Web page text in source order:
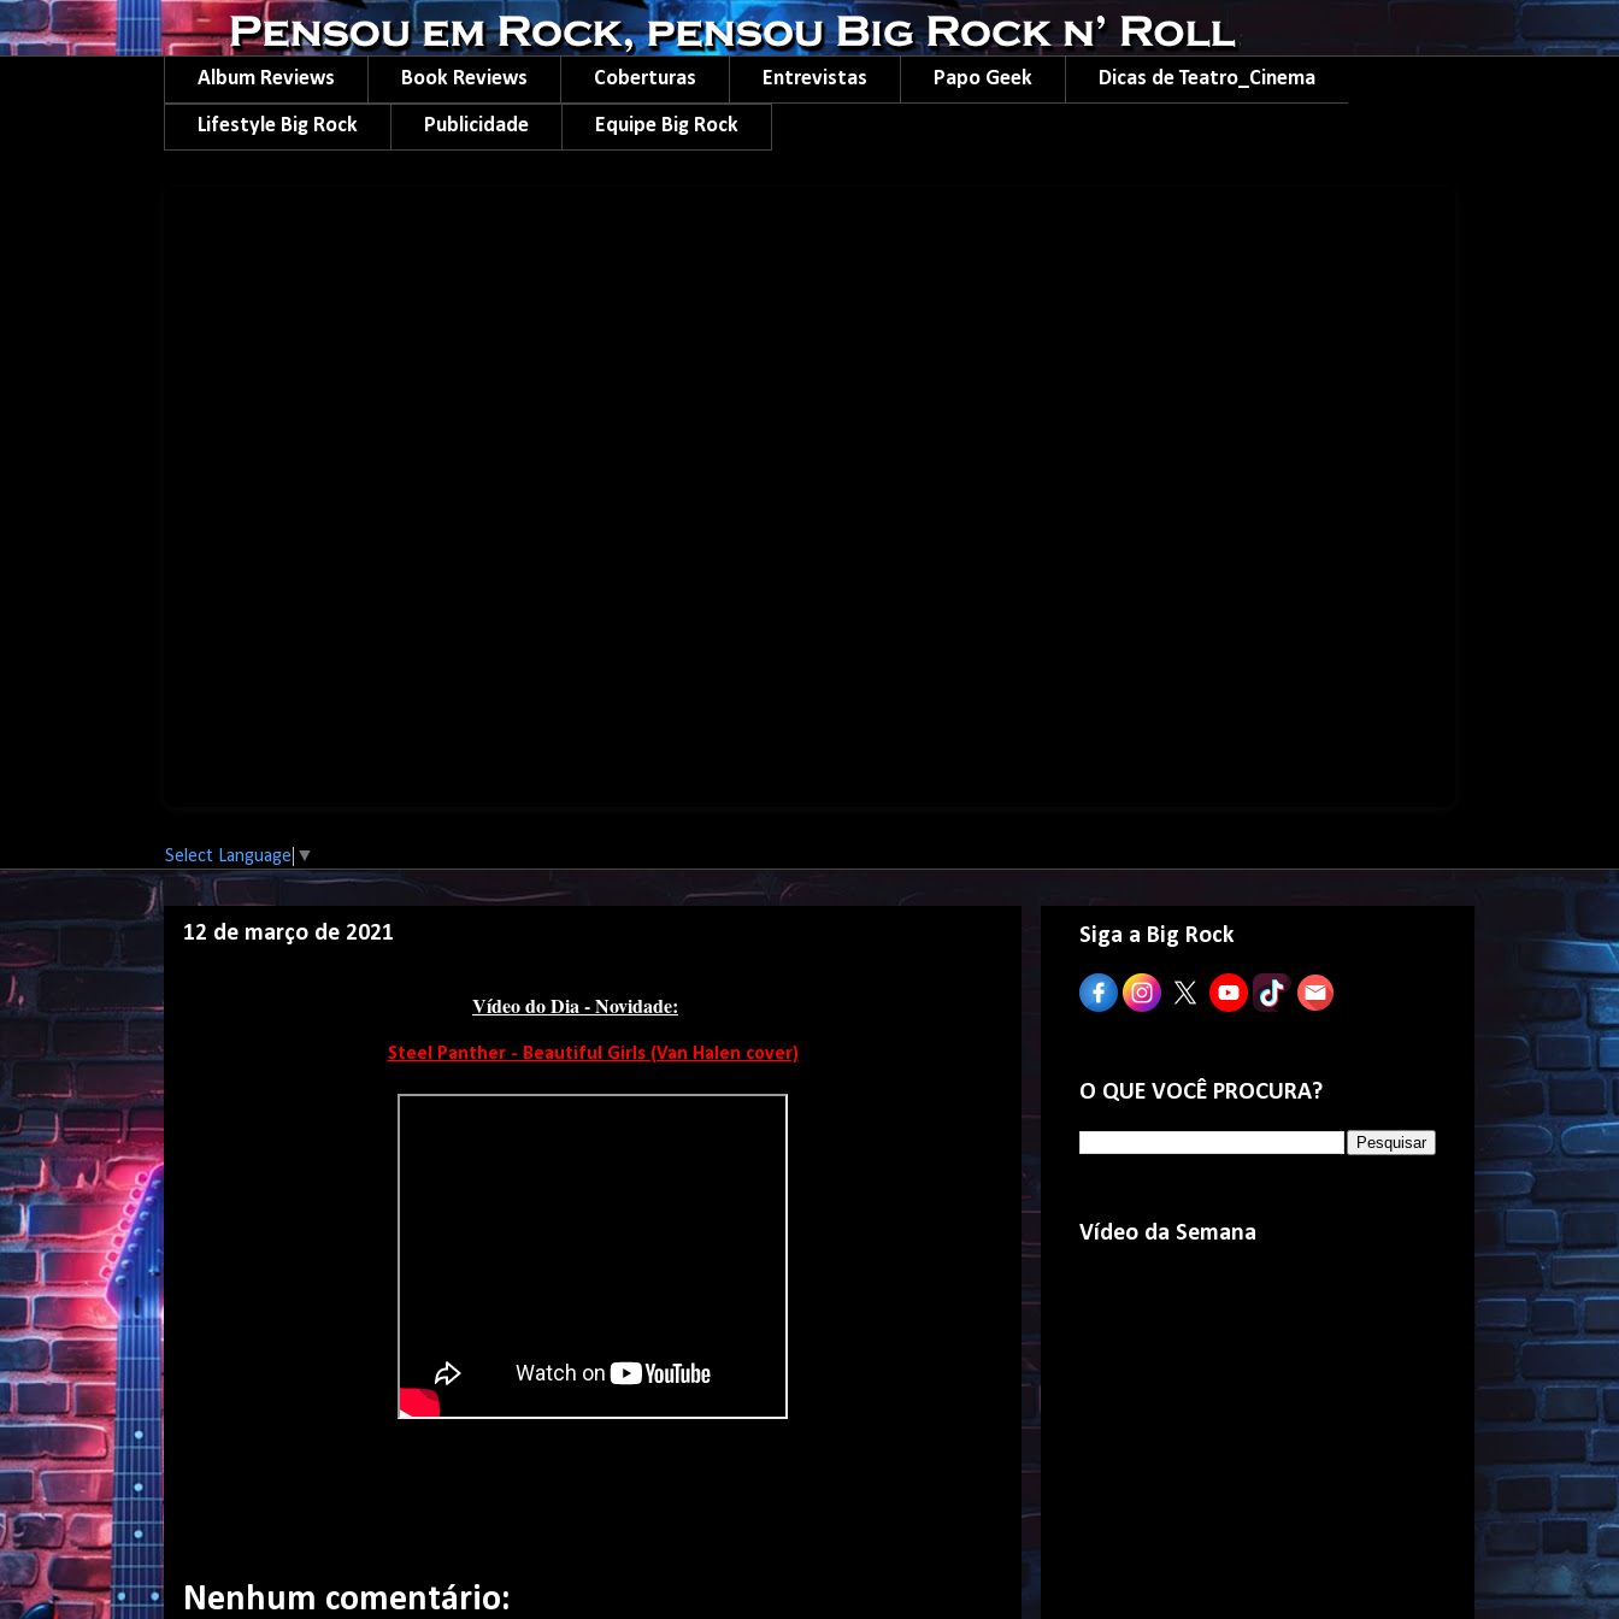
Album Reviews Book Reviews Coberturas Entrevistas Papo Geek Dicas de Teatro_Cinema
Lifestyle Big Rock Publicidade Equipe Big Rock
Select Language ▼
12 de março de 2021
Vídeo do Dia - Novidade:
Steel Panther - Beautiful Girls (Van Halen cover)
Nenhum comentário:
Siga a Big Rock
O QUE VOCÊ PROCURA?
Vídeo da Semana